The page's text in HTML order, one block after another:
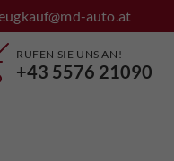
auto.at
RUFEN SIE UNS AN!
+43 5576 21090